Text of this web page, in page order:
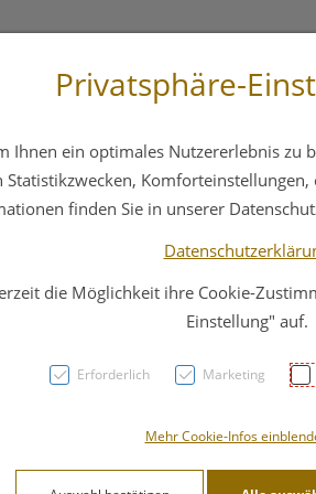
Hautpflege Familie
Privatsphäre-
Ihnen ein optimales Nutzererlebnis zu
finden Sie in unserer
die Möglichkeit ihre Cookie-
Einstellung" auf.
Erforderlich Marketing
Mehr Cookie-Infos